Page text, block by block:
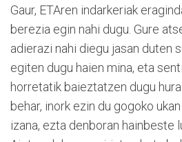
Gaur, ETAren indarkeriak
berezia egin nahi dugu. Gure
adierazi nahi diegu jasan duten
egiten dugu haien mina, eta
horretatik baieztatzen dugu
behar, inork ezin du gogoko
izana, ezta denboran hainbeste